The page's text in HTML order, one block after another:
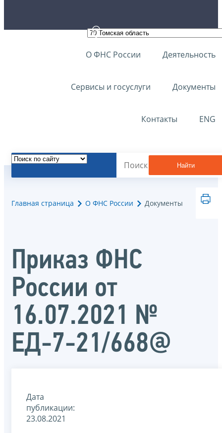
О ФНС России Деятельность
Сервисы и госуслуги Документы
Контакты ENG
Найти
Главная страница О ФНС России Документы
Приказ ФНС
России от
16.07.2021 №
ЕД-7-21/668@
Дата
публикации:
23.08.2021